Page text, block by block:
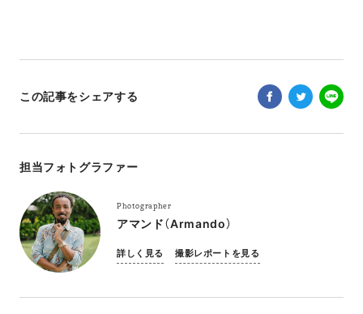
この記事をシェアする
担当フォトグラファー
Photographer
アマンド（Armando）
詳しく見る 撮影レポートを見る